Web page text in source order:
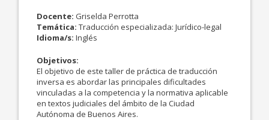
Docente: Griselda Perrotta
Temática: Traducción especializada: Jurídico-legal
Idioma/s: Inglés
Objetivos:
El objetivo de este taller de práctica de traducción
inversa es abordar las principales dificultades
vinculadas a la competencia y la normativa aplicable
en textos judiciales del ámbito de la Ciudad
Autónoma de Buenos Aires.